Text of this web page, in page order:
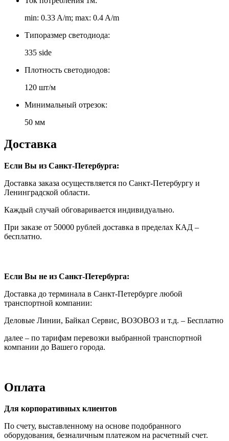
min: 0.33 A/m; max: 0.4 A/m
Типоразмер светодиода:
335 side
Плотность светодиодов:
120 шт/м
Минимальный отрезок:
50 мм
Доставка
Если Вы из Санкт-Петербурга:
Доставка заказа осуществляется по Санкт-Петербургу и
Ленинградской области.
Каждый случай обговаривается индивидуально.
При заказе от 50000 рублей доставка в пределах КАД –
бесплатно.
Если Вы не из Санкт-Петербурга:
Доставка до терминала в Санкт-Петербурге любой
транспортной компании:
Деловые Линии, Байкал Сервис, ВОЗОВОЗ и т.д. – Бесплатно
далее – по тарифам перевозки выбранной транспортной
компании до Вашего города.
Оплата
Для корпоративных клиентов
По счету, выставленному на основе подобранного
оборудования, безналичным платежом на расчетный счет.